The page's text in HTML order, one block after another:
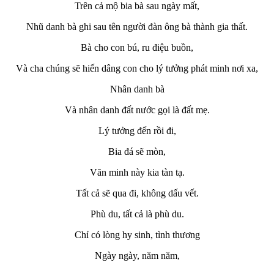
Trên cả mộ bia bà sau ngày mất,
Nhũ danh bà ghi sau tên người đàn ông bà thành gia thất.
Bà cho con bú, ru điệu buồn,
Và cha chúng sẽ hiến dâng con cho lý tưởng phát minh nơi xa,
Nhân danh bà
Và nhân danh đất nước gọi là đất mẹ.
Lý tưởng đến rồi đi,
Bia đá sẽ mòn,
Văn minh này kia tàn tạ.
Tất cả sẽ qua đi, không dấu vết.
Phù du, tất cả là phù du.
Chỉ có lòng hy sinh, tình thương
Ngày ngày, năm năm,